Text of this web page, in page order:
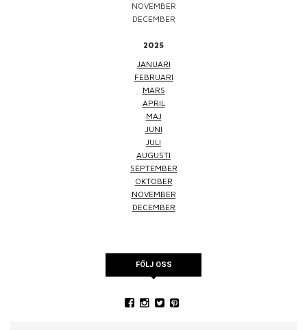
NOVEMBER
DECEMBER
2025
JANUARI
FEBRUARI
MARS
APRIL
MAJ
JUNI
JULI
AUGUSTI
SEPTEMBER
OKTOBER
NOVEMBER
DECEMBER
FÖLJ OSS